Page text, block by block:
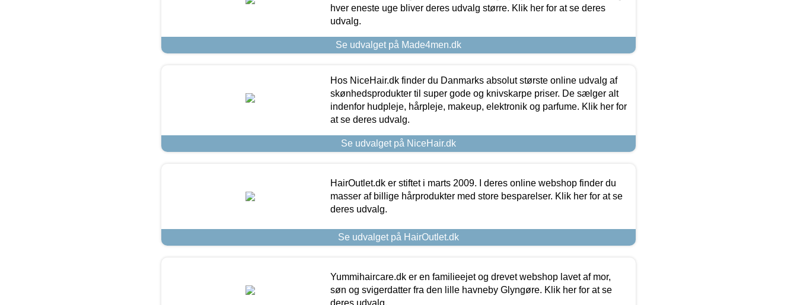
hver eneste uge bliver deres udvalg større. Klik her for at se deres
udvalg.
Se udvalget på Made4men.dk
Hos NiceHair.dk finder du Danmarks absolut største online udvalg af
skønhedsprodukter til super gode og knivskarpe priser. De sælger alt
indenfor hudpleje, hårpleje, makeup, elektronik og parfume. Klik her for
at se deres udvalg.
Se udvalget på NiceHair.dk
HairOutlet.dk er stiftet i marts 2009. I deres online webshop finder du
masser af billige hårprodukter med store besparelser. Klik her for at se
deres udvalg.
Se udvalget på HairOutlet.dk
Yummihaircare.dk er en familieejet og drevet webshop lavet af mor,
søn og svigerdatter fra den lille havneby Glyngøre. Klik her for at se
deres udvalg.